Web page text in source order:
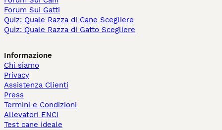
Forum Sui Gatti
Quiz: Quale Razza di Cane Scegliere
Quiz: Quale Razza di Gatto Scegliere
Informazione
Chi siamo
Privacy
Assistenza Clienti
Press
Termini e Condizioni
Allevatori ENCI
Test cane ideale